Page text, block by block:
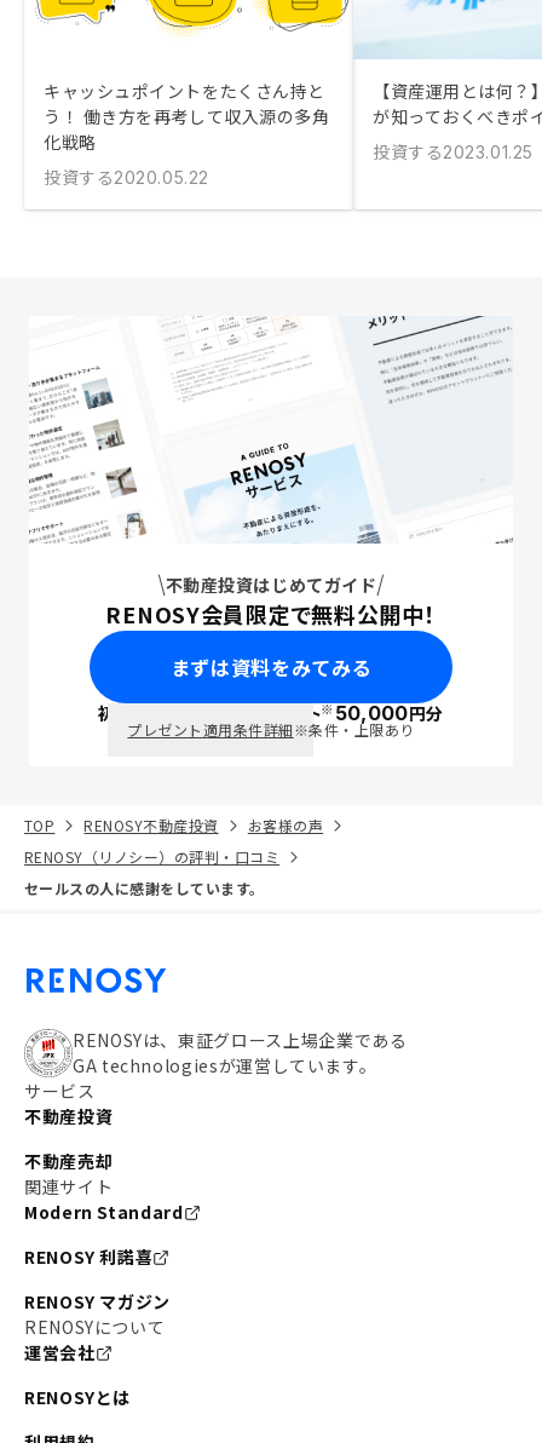
キャッシュポイントをたくさん持と
う！ 働き方を再考して収入源の多角
化戦略
投資する2020.05.22
【資産運用とは何
が知っておくべきポ
投資する2023.01.25
不動産投資はじめてガイド
RENOSY会員限定で無料公開中！
まずは資料をみてみる
初回面談で ポイント※50,000円分
プレゼント適用条件詳細※条件・上限あり
TOP RENOSY不動産投資
お客様の声
RENOSY（リノシー）の評判・口コミ
セールスの人に感謝をしています。
RENOSYは、東証グロース上場企業である
GA technologiesが運営しています。
サービス
不動産投資
不動産売却
関連サイト
Modern Standard
RENOSY 利諾喜
RENOSY マガジン
RENOSYについて
運営会社
RENOSYとは